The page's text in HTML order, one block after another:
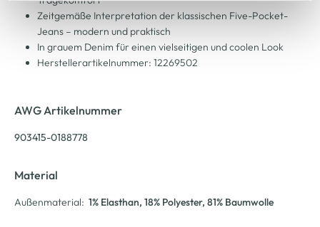
Cookie-Hinweisbzw. derDatenschutzerklärung.
Zeitgemäße Interpretation der klassischen Five-Pocket-
Jeans – modern und praktisch
In grauem Denim für einen vielseitigen und coolen Look
Herstellerartikelnummer: 12269502
AWG Artikelnummer
903415-0188778
Material
Außenmaterial: 1% Elasthan, 18% Polyester, 81% Baumwolle